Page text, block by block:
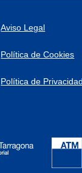
Aviso Legal
Política de Cookies
Política de